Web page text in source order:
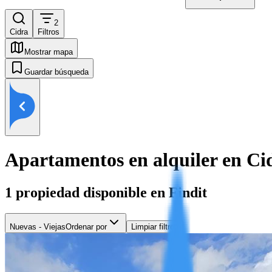
Cidra
2
Filtros
Mostrar mapa
Guardar búsqueda
Apartamentos en alquiler en
1 propiedad disponible en Findit
Nuevas - ViejasOrdenar por Limpiar filtros